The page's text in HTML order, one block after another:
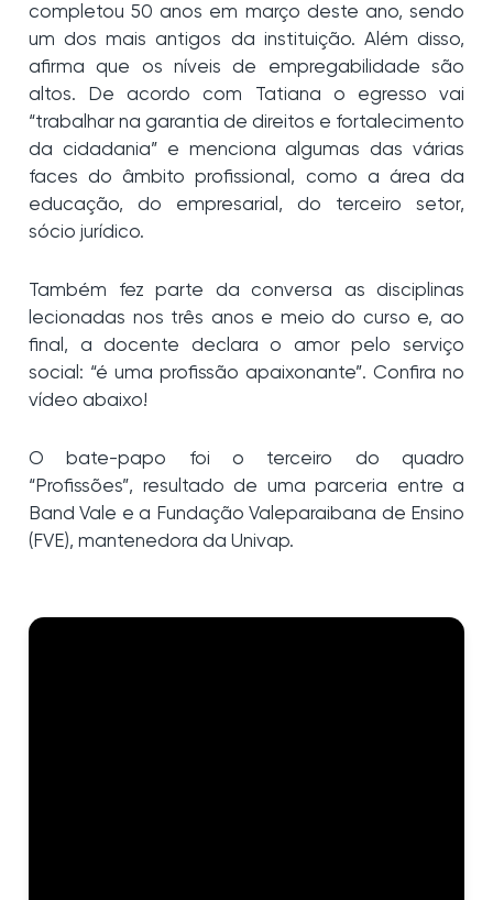
completou 50 anos em março deste ano, sendo
um dos mais antigos da instituição. Além disso,
afirma que os níveis de empregabilidade são
altos. De acordo com Tatiana o egresso vai
“trabalhar na garantia de direitos e fortalecimento
da cidadania” e menciona algumas das várias
faces do âmbito profissional, como a área da
educação, do empresarial, do terceiro setor,
sócio jurídico.
Também fez parte da conversa as disciplinas
lecionadas nos três anos e meio do curso e, ao
final, a docente declara o amor pelo serviço
social: “é uma profissão apaixonante”. Confira no
vídeo abaixo!
O bate-papo foi o terceiro do quadro
“Profissões”, resultado de uma parceria entre a
Band Vale e a Fundação Valeparaibana de Ensino
(FVE), mantenedora da Univap.